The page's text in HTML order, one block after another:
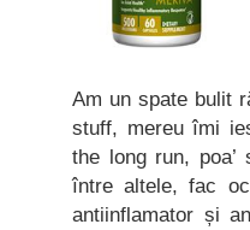
Am un spate bulit
stuff, mereu îmi
the long run,
între altele, fac
antiinflamator și